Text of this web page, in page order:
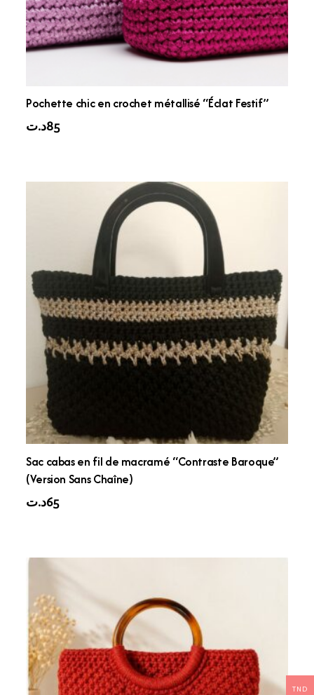
Pochette chic en crochet métallisé “Éclat Festif”
85د.ت
Sac cabas en fil de macramé “Contraste Baroque”
(Version Sans Chaîne)
65د.ت
TND